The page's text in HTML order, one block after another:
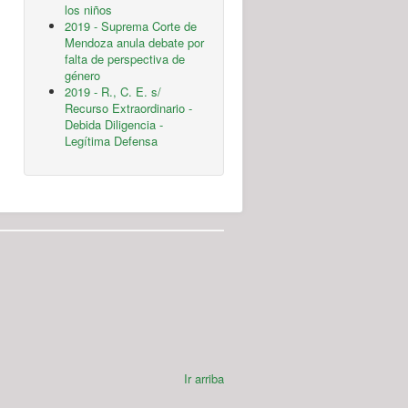
los niños
2019 - Suprema Corte de
Mendoza anula debate por
falta de perspectiva de
género
2019 - R., C. E. s/
Recurso Extraordinario -
Debida Diligencia -
Legítima Defensa
Ir arriba